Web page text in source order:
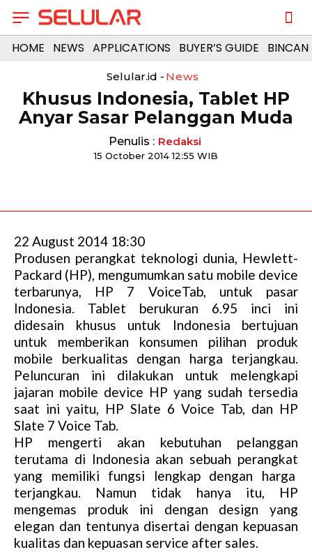
HOME NEWS APPLICATIONS BUYER’S GUIDE
Selular.id - News
Khusus Indonesia, Tablet HP
Anyar Sasar Pelanggan Muda
Penulis : Redaksi
15 October 2014 12:55 WIB
22 August 2014 18:30
Produsen perangkat teknologi dunia, Hewlett-
Packard (HP), mengumumkan satu mobile device
terbarunya, HP 7 VoiceTab, untuk pasar
Indonesia. Tablet berukuran 6.95 inci ini
didesain khusus untuk Indonesia bertujuan
untuk memberikan konsumen pilihan produk
mobile berkualitas dengan harga terjangkau.
Peluncuran ini dilakukan untuk melengkapi
jajaran mobile device HP yang sudah tersedia
saat ini yaitu, HP Slate 6 Voice Tab, dan HP
Slate 7 Voice Tab.
HP mengerti akan kebutuhan pelanggan
terutama di Indonesia akan sebuah perangkat
yang memiliki fungsi lengkap dengan harga
terjangkau. Namun tidak hanya itu, HP
mengemas produk ini dengan design yang
elegan dan tentunya disertai dengan kepuasan
kualitas dan kepuasan service after sales.